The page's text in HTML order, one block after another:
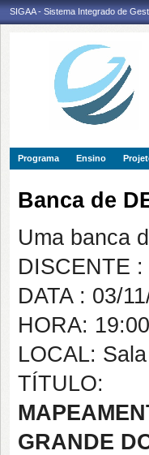
SIGAA - Sistema Integrado de
Programa Ensino
Banca de
Uma banca
DISCENTE
DATA : 03/
HORA: 19:00
LOCAL:
TÍTULO:
GRANDE